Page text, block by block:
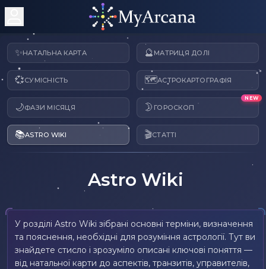
✨НАТАЛЬНА КАРТА 🔮 МАТРИЦЯ ДОЛІ
💞СУМІСНІСТЬ 🗺️АСТРОКАРТОГРАФІЯ
🌙ФАЗИ МІСЯЦЯ 🌛 ГОРОСКОП
NEW
📚ASTRO WIKI 🎬СТАТТІ
Astro Wiki
У розділі Astro Wiki зібрані основні терміни, визначення
та пояснення, необхідні для розуміння астрології. Тут ви
знайдете стисло і зрозуміло описані ключові поняття —
від натальної карти до аспектів, транзитів, управителів,